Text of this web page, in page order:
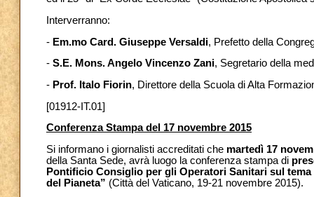
Interverranno:
- Em.mo Card. Giuseppe Versaldi, Prefetto della
- S.E. Mons. Angelo Vincenzo Zani, Segretario della
- Prof. Italo Fiorin, Direttore della Scuola di Alta
[01912-IT.01]
Conferenza Stampa del 17 novembre 2015
Si informano i giornalisti accreditati che martedì 17
della Santa Sede, avrà luogo la conferenza stampa di
Pontificio Consiglio per gli Operatori Sanitari sul
del Pianeta” (Città del Vaticano, 19-21 novembre 2015).